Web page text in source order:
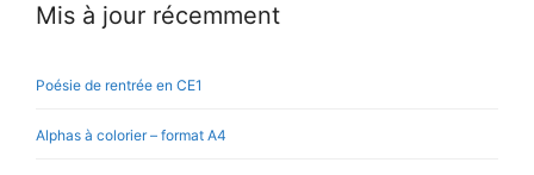
Mis à jour récemment
Poésie de rentrée en CE1
Alphas à colorier – format A4